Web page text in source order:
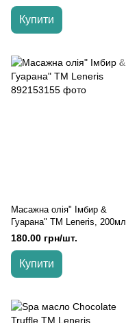
Купити
Масажна олія" Імбир &
Гуарана" TM Leneris, 200мл
180.00 грн/шт.
Купити